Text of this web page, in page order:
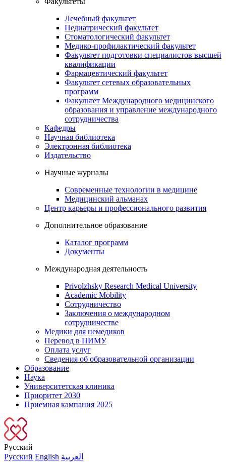
Лечебный факультет
Педиатрический факультет
Стоматологический факультет
Медико-профилактический факультет
Факультет подготовки специалистов высшей
квалификации
Фармацевтический факультет
Факультет сетевых образовательных
программ
Факультет Международного медицинского
образования и управление международного
сотрудничества
Кафедры
Научная библиотека
Электронная библиотека
Издательство
Научные журналы
Современные технологии в медицине
Медицинский альманах
Центр карьеры и профессионального развития
Дополнительное образование
Каталог программ
Документы
Международная деятельность
Privolzhsky Research Medical University
Academic Mobility
Сотрудничество
Заключения о международном
сотрудничестве
Медики для немедиков
Перевод в ПИМУ
Оплата услуг
Сведения об образовательной организации
Образование
Наука
Университетская клиника
Приоритет 2030
Приемная кампания 2025
Русский
Русский English العربية